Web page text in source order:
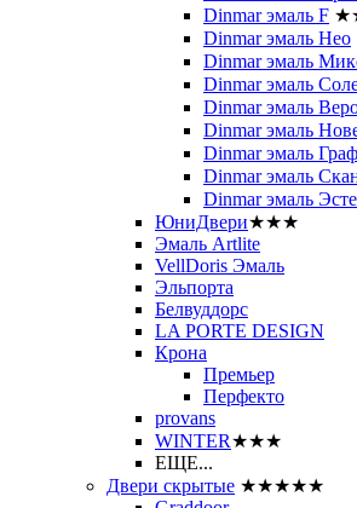
Dinmar эмаль F
Dinmar эмаль Нео
Dinmar эмаль
Dinmar эмаль
Dinmar эмаль
Dinmar эмаль
Dinmar эмаль
Dinmar эмаль
Dinmar эмаль
ЮниДвери★★★
Эмаль Artlite
VellDoris Эмаль
Эльпорта
Белвуддорс
LA PORTE DESIGN
Крона
Премьер
Перфекто
provans
WINTER★★★
ЕЩЕ...
Двери скрытые ★★★★★